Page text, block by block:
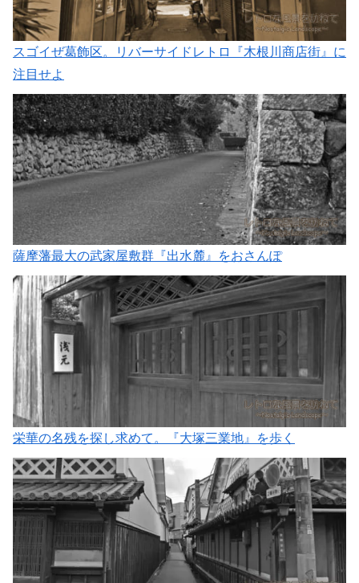
スゴイぜ葛飾区。リバーサイドレトロ『木根川商店街』に
注目せよ
薩摩藩最大の武家屋敷群『出水麓』をおさんぽ
栄華の名残を探し求めて。『大塚三業地』を歩く